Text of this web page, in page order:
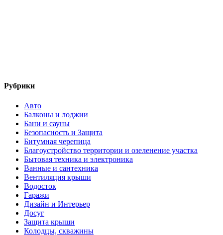
Рубрики
Авто
Балконы и лоджии
Бани и сауны
Безопасность и Защита
Битумная черепица
Благоустройство территории и озеленение участка
Бытовая техника и электроника
Ванные и сантехника
Вентиляция крыши
Водосток
Гаражи
Дизайн и Интерьер
Досуг
Защита крыши
Колодцы, скважины